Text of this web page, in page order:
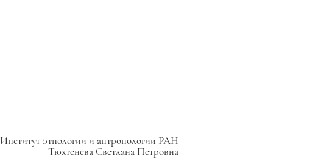
Институт этнологии и антропологии РАН
Тюхтенева Светлана Петровна